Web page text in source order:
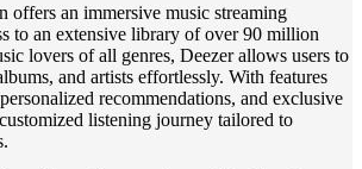
offers an immersive music streaming
to an extensive library of over 90 million
lovers of all genres, Deezer allows users to
and artists effortlessly. With features
recommendations, and exclusive
listening journey tailored to